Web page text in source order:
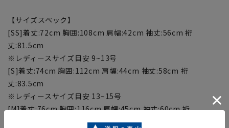
【サイズスペック】
[SS]着丈:72cm 胸囲:108cm 肩幅:42cm 袖丈:56cm 裄
丈:81.5cm
※レディースサイズ目安 9~13号
[S]着丈:74cm 胸囲:112cm 肩幅:44cm 袖丈:58cm 裄
丈:83.5cm
※レディースサイズ目安 13~15号
[M]着丈:76cm 胸囲:116cm 肩幅:45cm 袖丈:60cm 裄